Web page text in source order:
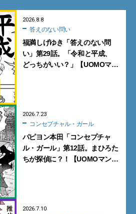
2026.8.8
答えのない問い
福満しげゆき「答えのない問
い」第29話。「令和と平成、
どっちがいい？」【UOMOマン
2026.7.23
コンセプチャル・ガール
パピヨン本田「コンセプチャ
ル・ガール」第12話。まひろた
ちが探偵に？！【UOMOマン
2026.7.10